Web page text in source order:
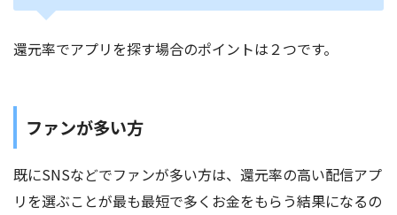
還元率でアプリを探す場合のポイントは２つです。
ファンが多い方
既にSNSなどでファンが多い方は、還元率の高い配信アプ
リを選ぶことが最も最短で多くお金をもらう結果になるの